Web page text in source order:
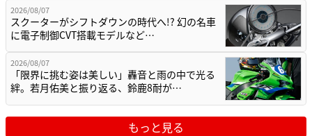
2026/08/07
スクーターがシフトダウンの時代へ!? 幻の名車
に電子制御CVT搭載モデルなど…
2026/08/07
「限界に挑む姿は美しい」轟音と雨の中で光る
絆。若月佑美と振り返る、鈴鹿8耐が…
もっと見る